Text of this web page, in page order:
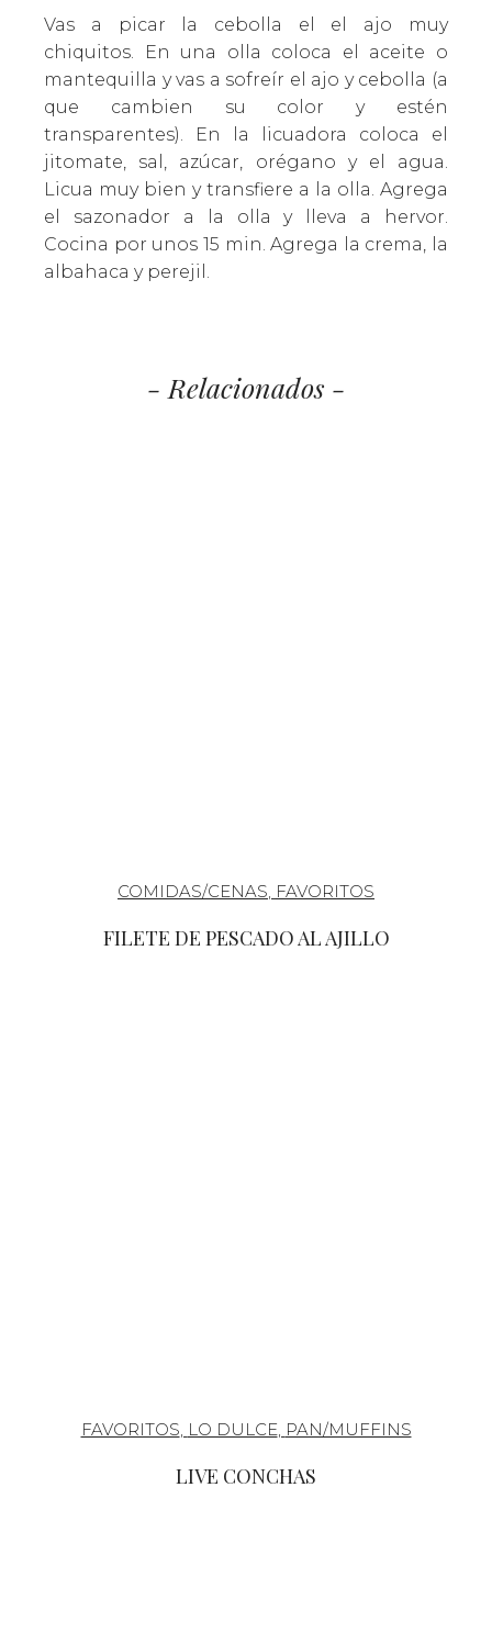
Vas a picar la cebolla el el ajo muy
chiquitos. En una olla coloca el aceite o
mantequilla y vas a sofreír el ajo y cebolla (a
que cambien su color y estén
transparentes). En la licuadora coloca el
jitomate, sal, azúcar, orégano y el agua.
Licua muy bien y transfiere a la olla. Agrega
el sazonador a la olla y lleva a hervor.
Cocina por unos 15 min. Agrega la crema, la
albahaca y perejil.
- Relacionados -
COMIDAS/CENAS, FAVORITOS
FILETE DE PESCADO AL AJILLO
FAVORITOS, LO DULCE, PAN/MUFFINS
LIVE CONCHAS